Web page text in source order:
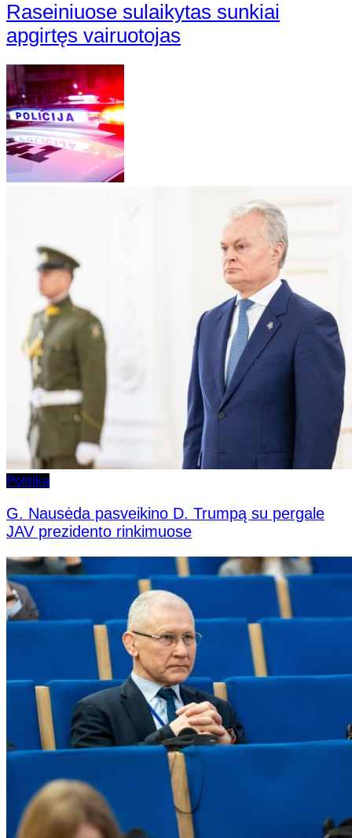
Raseiniuose sulaikytas sunkiai
apgirtęs vairuotojas
Politika
G. Nausėda pasveikino D. Trumpą su pergale
JAV prezidento rinkimuose